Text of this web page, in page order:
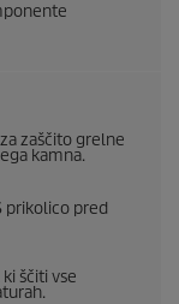
zaščito grelne
kamna.
prikolico pred
ščiti vse